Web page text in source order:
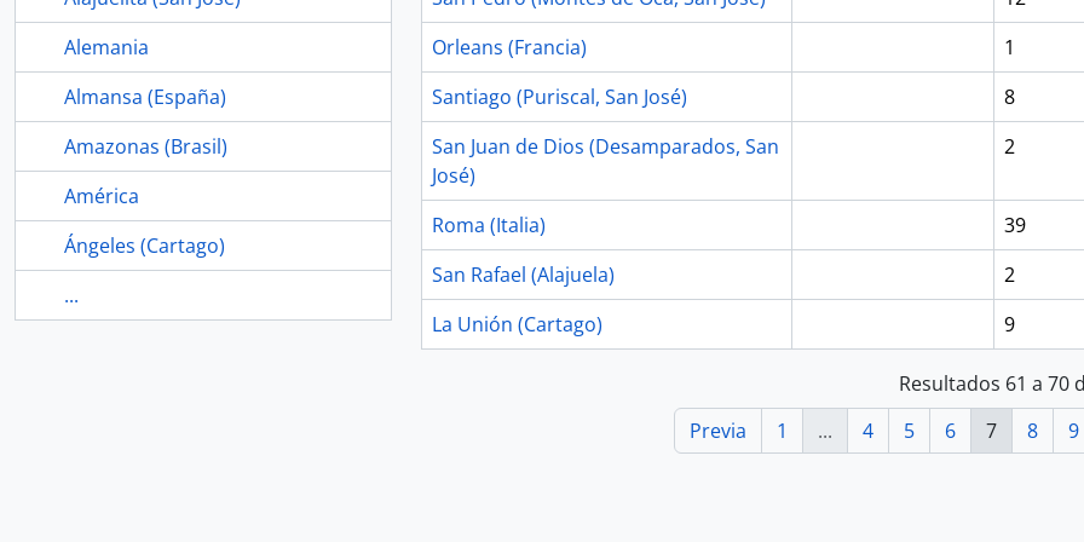
Alemania
Almansa (España)
Amazonas (Brasil)
América
Ángeles (Cartago)
...
Orleans (Francia)
1
Santiago (Puriscal, San José)
8
San Juan de Dios (Desamparados, San
José)
2
Roma (Italia)
39
San Rafael (Alajuela)
2
La Unión (Cartago)
9
Resultados 61 a 70
Previa
1 ... 4 5 6 7 8 9